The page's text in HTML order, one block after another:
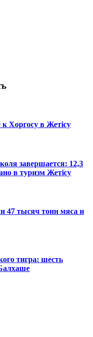
Хоргосу в Жетісу
завершается: 12,3
в туризм Жетісу
47 тысяч тонн мяса и
тигра: шесть